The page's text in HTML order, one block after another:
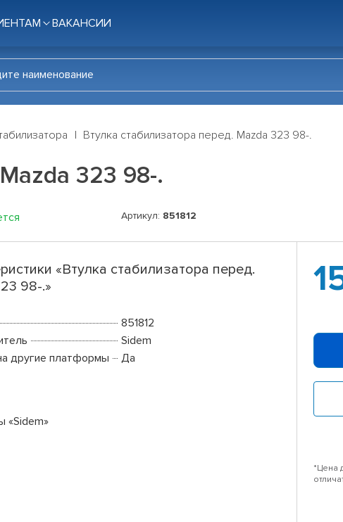
ВАКАНСИИ
Втулка стабилизатора перед. Mazda 323 98-.
323 98-.
Артикул: 851812
«Втулка стабилизатора перед.
98-.»
851812
Sidem
другие платформы
Да
«Sidem»
*Цена